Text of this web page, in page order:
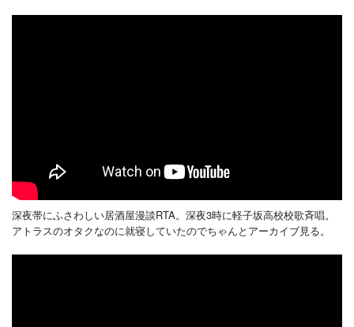
深夜帯にふさわしい居酒屋漫談RTA。深夜3時に軽子坂高校校歌斉唱。
アトラスのオタクなのに就寝していたのでちゃんとアーカイブ見る。